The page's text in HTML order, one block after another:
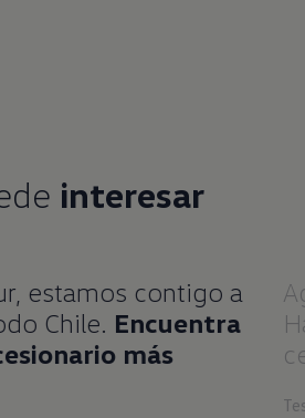
interesar
estamos contigo a
Chile. Encuentra
más